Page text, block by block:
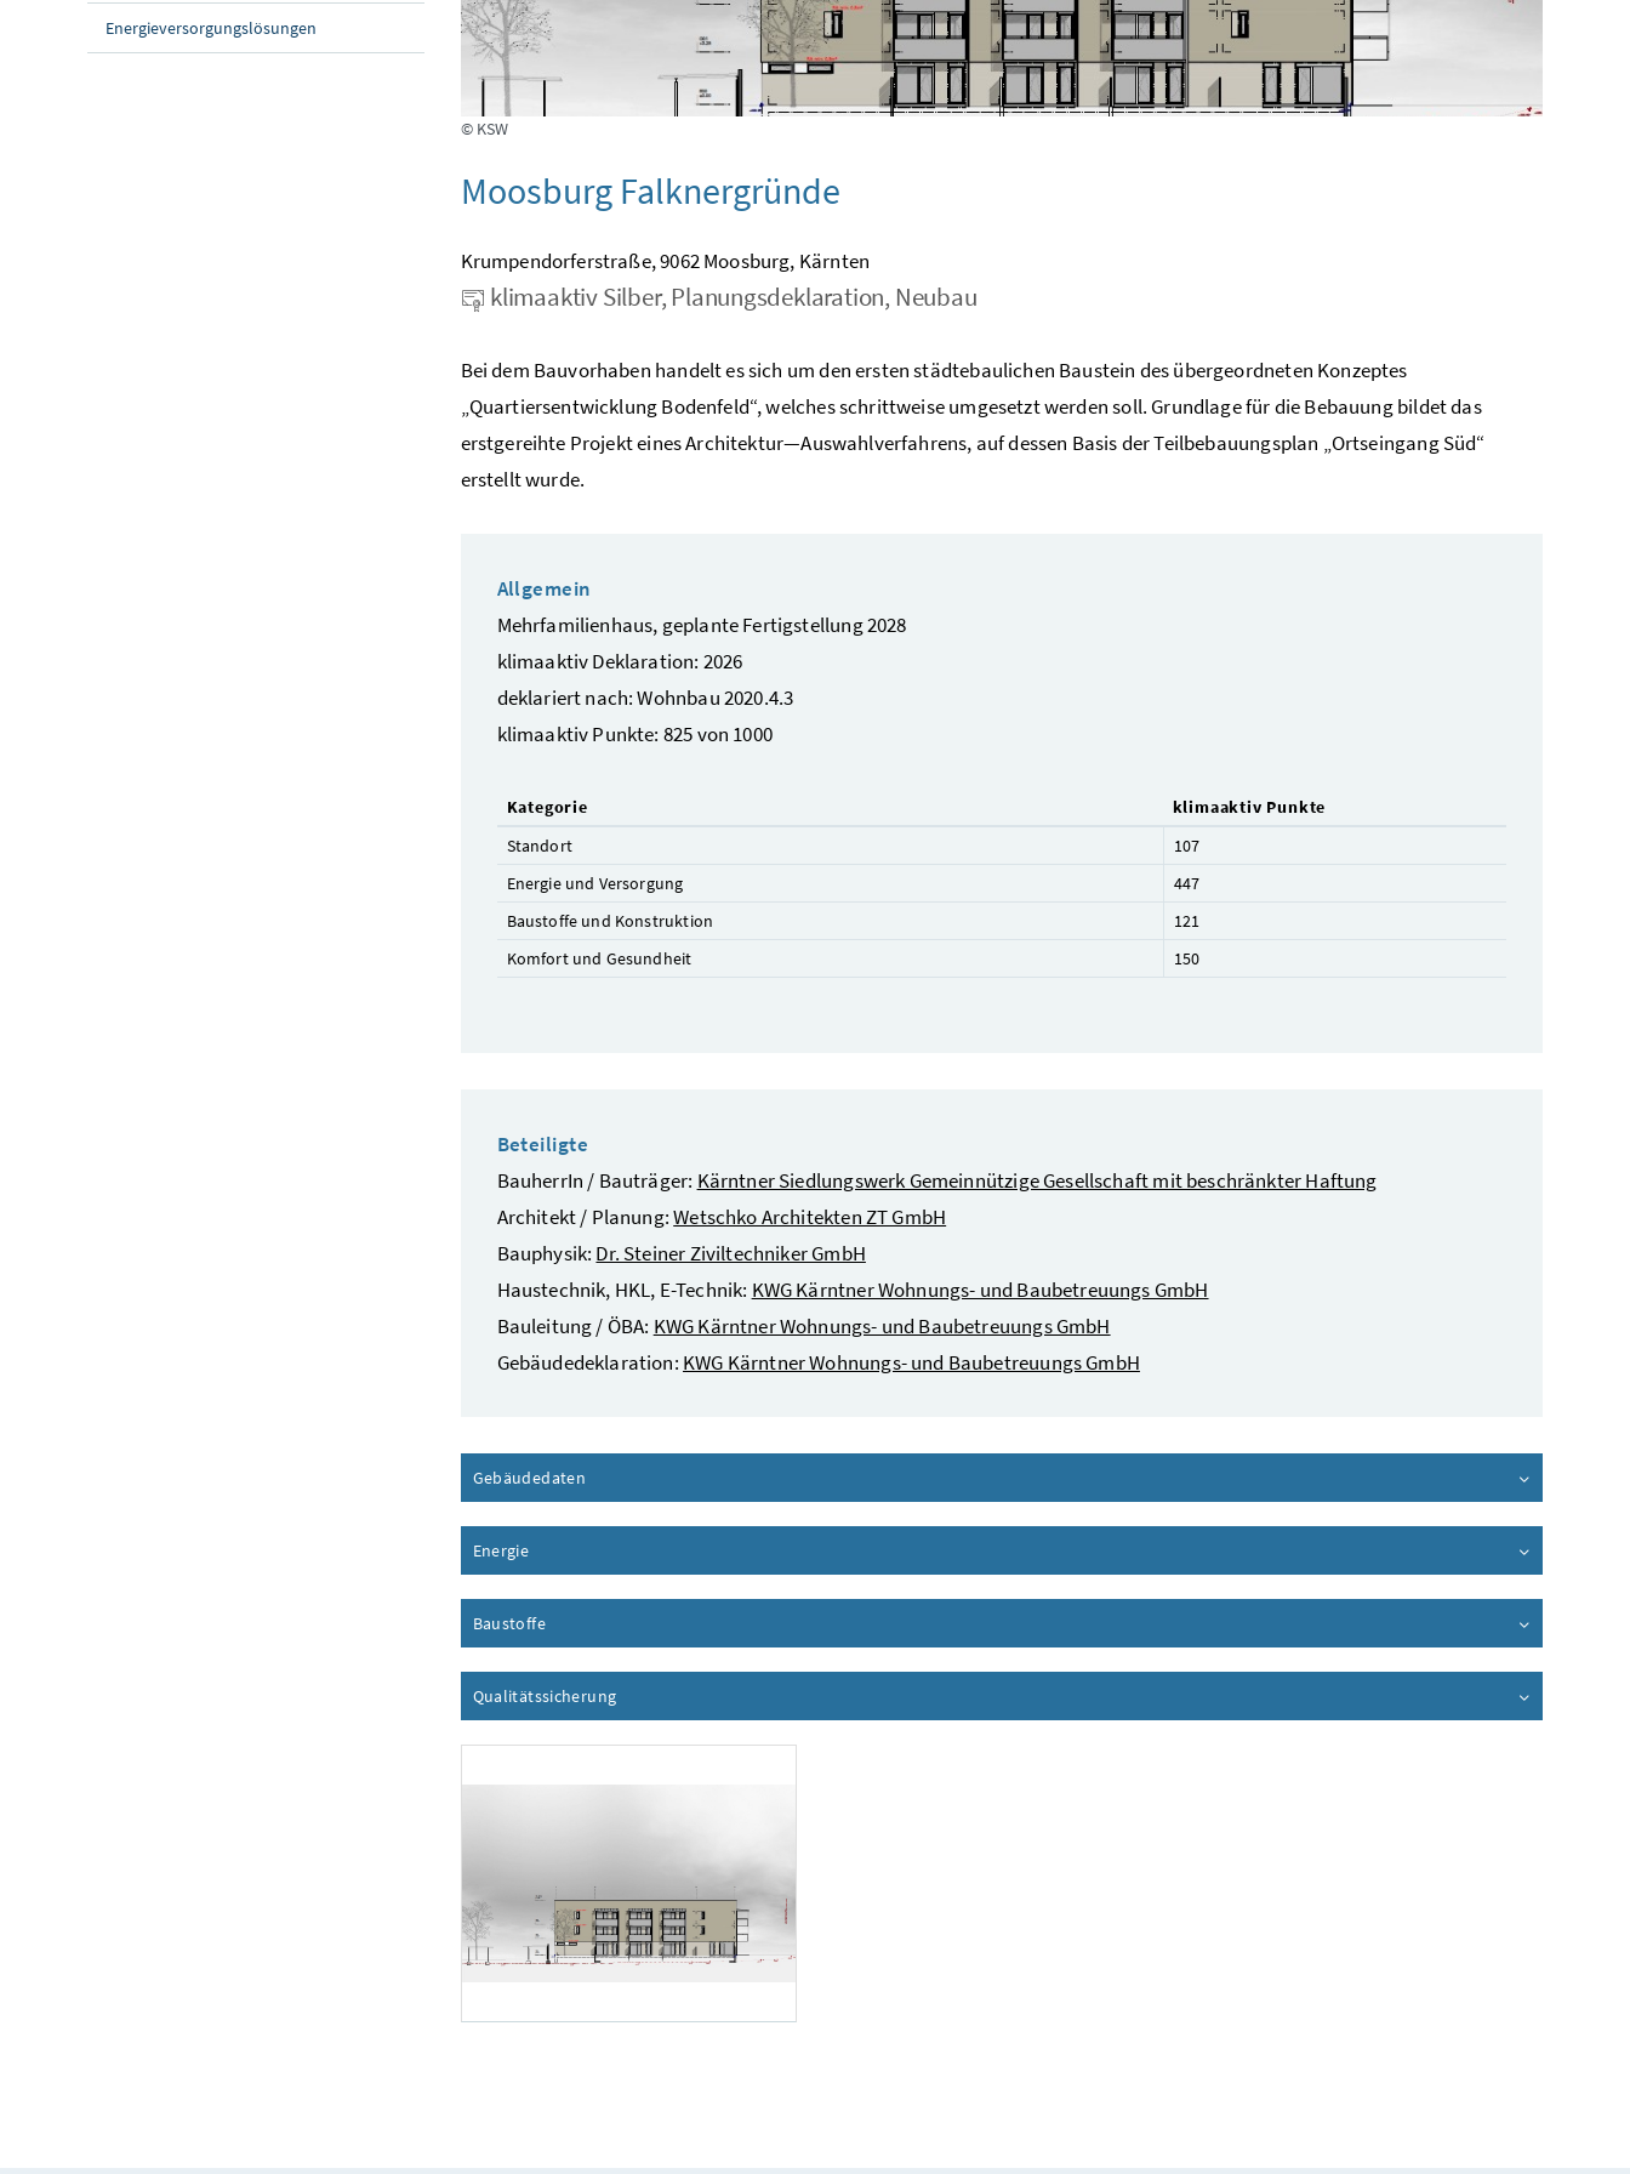
Energieversorgungslösungen
© KSW
Moosburg Falknergründe
Krumpendorferstraße, 9062 Moosburg, Kärnten
klimaaktiv Silber, Planungsdeklaration, Neubau
Bei dem Bauvorhaben handelt es sich um den ersten städtebaulichen Baustein des übergeordneten Konzeptes
„Quartiersentwicklung Bodenfeld“, welches schrittweise umgesetzt werden soll. Grundlage für die Bebauung bildet das
erstgereihte Projekt eines Architektur—Auswahlverfahrens, auf dessen Basis der Teilbebauungsplan „Ortseingang Süd“
erstellt wurde.
Allgemein
Mehrfamilienhaus, geplante Fertigstellung 2028
klimaaktiv Deklaration: 2026
deklariert nach: Wohnbau 2020.4.3
klimaaktiv Punkte: 825 von 1000
Kategorie
klimaaktiv Punkte
Standort
107
Energie und Versorgung
447
Baustoffe und Konstruktion
121
Komfort und Gesundheit
150
Beteiligte
BauherrIn / Bauträger: Kärntner Siedlungswerk Gemeinnützige Gesellschaft mit beschränkter Haftung
Architekt / Planung:Wetschko Architekten ZT GmbH
Bauphysik: Dr. Steiner Ziviltechniker GmbH
Haustechnik, HKL, E-Technik: KWG Kärntner Wohnungs- und Baubetreuungs GmbH
Bauleitung / ÖBA: KWG Kärntner Wohnungs- und Baubetreuungs GmbH
Gebäudedeklaration: KWG Kärntner Wohnungs- und Baubetreuungs GmbH
Gebäudedaten
Energie
BaustoffeInhalt aufklappen
Qualitätssicherung